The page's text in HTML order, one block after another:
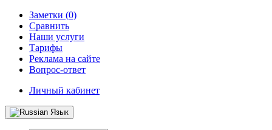
Заметки (0)
Сравнить
Наши услуги
Тарифы
Реклама на сайте
Вопрос-ответ
Личный кабинет
Язык